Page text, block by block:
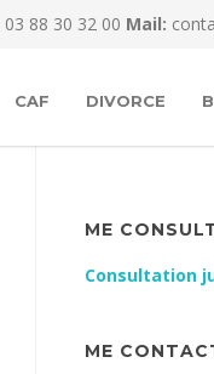
03 88 30 32 00 Mail:
CAF DIVORCE
ME
Consultation
ME